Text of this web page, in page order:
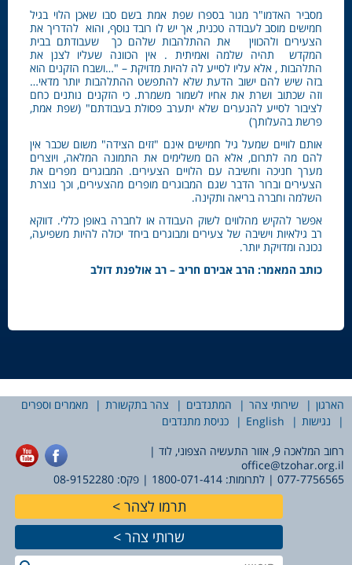
מסביר האדמו"ר מגור בספרו שפת אמת בשם סבו שאכן הלוי בגיל
חמישים מוסב לעבודה טכנית, אך יש לו רובד נוסף, והוא להדריך את
הצעירים ולהכווין את ההתלהבות שלהם כך שעבודתם בבית
המקדש תהיה שלמה ואמיתית . אין הכוונה שעליו לצנן את
התלהבות , אלא עליו לסייע לה להיות מדויקת – "…ושבח הזקנים הוא
בזה שיש להם ישוב הדעת שלא להתפשט ההתלהבות יותר מדאי…
וזה שכתוב ושרת את אחיו לשמור משמרת. כי הזקנים נותנים כחם
לציבור לסייע להנערים שלא יתערב פסולת בעבודתם" (שפת אמת,
פרשת בהעלותך)
אותם לוויים שמעל גיל חמישים אינם "זזים הצידה" משום שכבר אין
להם מה לתרום, אלא הם משלימים את התמונה המלאה, ויוצרים
מערך חניכה וחשיבה עם הלויים הצעירים. המבוגרים מפרים את
הצעירים וברור הדבר שגם המבוגרים מופרים מהצעירים, וכך נוצרת
השלמה וחברה בריאה ותקינה.
אפשר להקיש מהלווים לשוק העבודה או לחברה באופן כללי. דווקא
רב גילאיות וישיבה של צעירים ומבוגרים ביחד יכולה להיות משפיעה,
נכונה ומדויקת יותר.
כותב המאמר: הרב אבירם חריב – רב אולפנת דולב
הארגון שירותי צהר המתנדבים צהר בתקשורת
מאמרים וספרים
נגישות
English
כניסת מתנדבים
רחוב המלאכה 9, אזור התעשיה הצפוני, לוד |
office@tzohar.org.il
077-7756565 | לתרומות: 1800-071-414 | פקס: 08-9152280
תרמו לצהר
שרותי צהר